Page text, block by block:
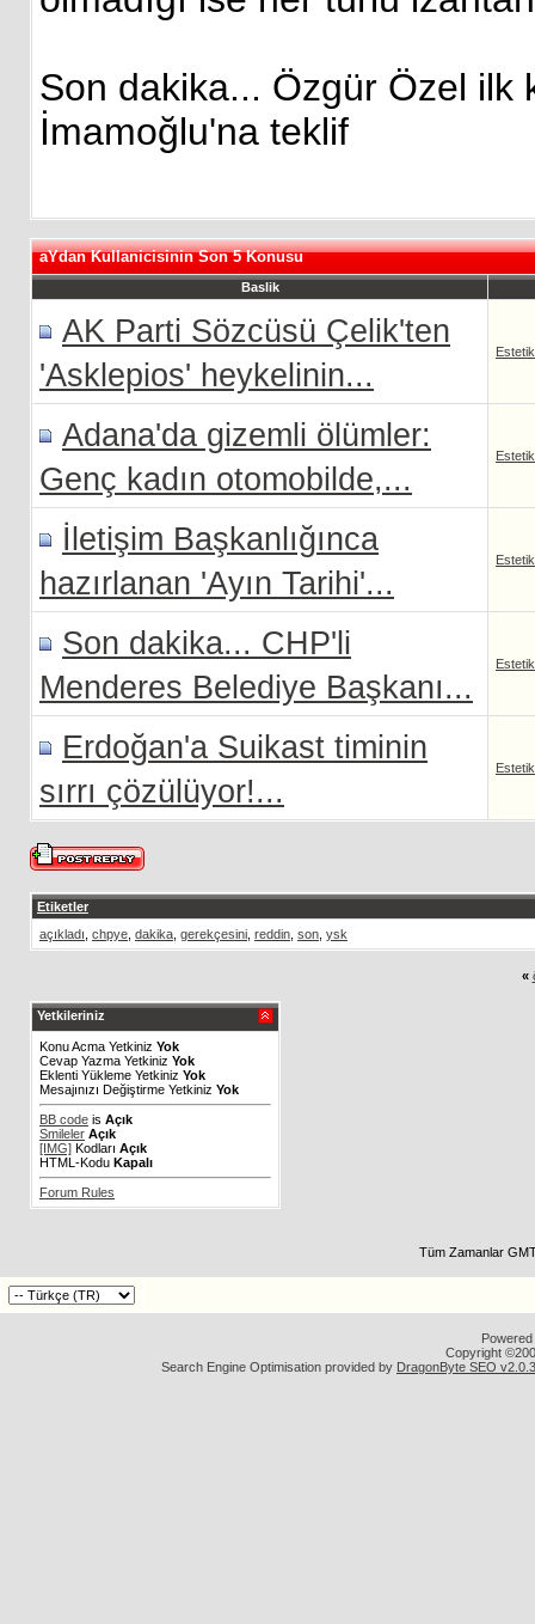
Son dakika... Özgür Özel ilk
İmamoğlu'na teklif
aYdan Kullanicisinin Son 5 Konusu
Baslik
AK Parti Sözcüsü Çelik'ten
'Asklepios' heykelinin...
Adana'da gizemli ölümler:
Genç kadın otomobilde,...
İletişim Başkanlığınca
hazırlanan 'Ayın Tarihi'...
Son dakika... CHP'li
Menderes Belediye Başkanı...
Erdoğan'a Suikast timinin
sırrı çözülüyor!...
Etiketler
açıkladı chpye dakika gerekçesini reddin son ysk
«
Yetkileriniz
Konu Acma Yetkiniz Yok
Cevap Yazma Yetkiniz Yok
Eklenti Yükleme Yetkiniz Yok
Mesajınızı Değiştirme Yetkiniz Yok
BB code is Açık
Smileler Açık
[IMG] Kodları Açık
HTML-Kodu Kapalı
Forum Rules
Tüm Zamanlar
Copyright
Search Engine Optimisation provided by DragonByte SEO